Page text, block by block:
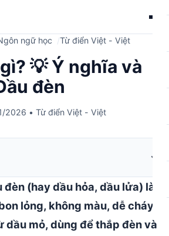
ngữ học Từ điển Việt - Việt
💡 Ý nghĩa và
đèn
2026 • Từ điển Việt - Việt
đèn (hay dầu hỏa, dầu lửa) là
lỏng, không màu, dễ cháy,
mỏ, dùng để thắp đèn và